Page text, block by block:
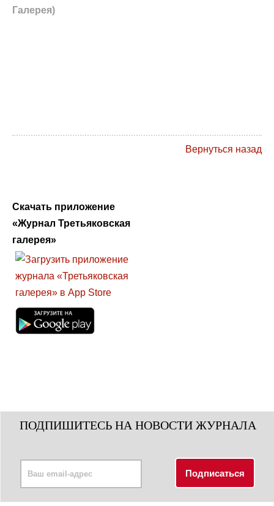
Галерея)
Вернуться назад
Скачать приложение
«Журнал Третьяковская
галерея»
ПОДПИШИТЕСЬ НА НОВОСТИ ЖУРНАЛА